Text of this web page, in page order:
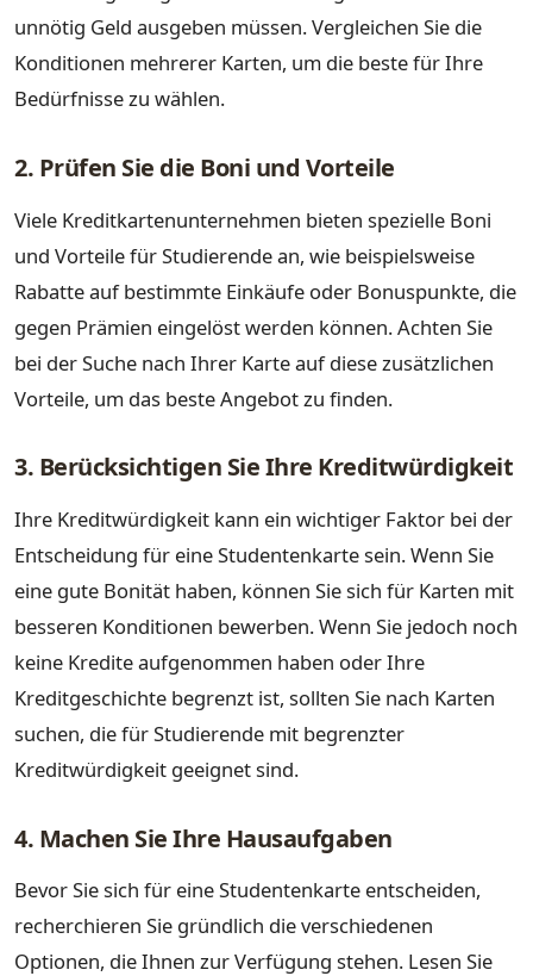
unnötig Geld ausgeben müssen. Vergleichen Sie die
Konditionen mehrerer Karten, um die beste für Ihre
Bedürfnisse zu wählen.
2. Prüfen Sie die Boni und Vorteile
Viele Kreditkartenunternehmen bieten spezielle Boni
und Vorteile für Studierende an, wie beispielsweise
Rabatte auf bestimmte Einkäufe oder Bonuspunkte, die
gegen Prämien eingelöst werden können. Achten Sie
bei der Suche nach Ihrer Karte auf diese zusätzlichen
Vorteile, um das beste Angebot zu finden.
3. Berücksichtigen Sie Ihre Kreditwürdigkeit
Ihre Kreditwürdigkeit kann ein wichtiger Faktor bei der
Entscheidung für eine Studentenkarte sein. Wenn Sie
eine gute Bonität haben, können Sie sich für Karten mit
besseren Konditionen bewerben. Wenn Sie jedoch noch
keine Kredite aufgenommen haben oder Ihre
Kreditgeschichte begrenzt ist, sollten Sie nach Karten
suchen, die für Studierende mit begrenzter
Kreditwürdigkeit geeignet sind.
4. Machen Sie Ihre Hausaufgaben
Bevor Sie sich für eine Studentenkarte entscheiden,
recherchieren Sie gründlich die verschiedenen
Optionen, die Ihnen zur Verfügung stehen. Lesen Sie